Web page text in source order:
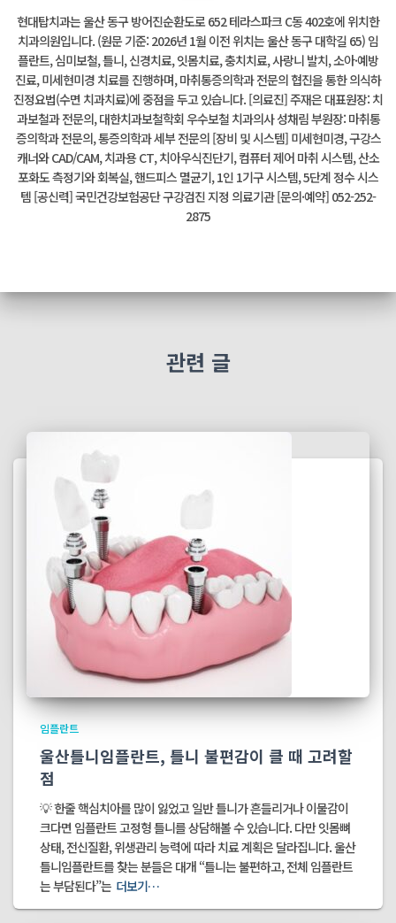
현대탑치과는 울산 동구 방어진순환도로 652 테라스파크 C동 402호에 위치한
치과의원입니다. (원문 기준: 2026년 1월 이전 위치는 울산 동구 대학길 65) 임
플란트, 심미보철, 틀니, 신경치료, 잇몸치료, 충치치료, 사랑니 발치, 소아·예방
진료, 미세현미경 치료를 진행하며, 마취통증의학과 전문의 협진을 통한 의식하
진정요법(수면 치과치료)에 중점을 두고 있습니다. [의료진] 주재은 대표원장: 치
과보철과 전문의, 대한치과보철학회 우수보철 치과의사 성채림 부원장: 마취통
증의학과 전문의, 통증의학과 세부 전문의 [장비 및 시스템] 미세현미경, 구강스
캐너와 CAD/CAM, 치과용 CT, 치아우식진단기, 컴퓨터 제어 마취 시스템, 산소
포화도 측정기와 회복실, 핸드피스 멸균기, 1인 1기구 시스템, 5단계 정수 시스
템 [공신력] 국민건강보험공단 구강검진 지정 의료기관 [문의·예약] 052-252-
2875
관련 글
임플란트
울산틀니임플란트, 틀니 불편감이 클 때 고려할
점
💡 한줄 핵심치아를 많이 잃었고 일반 틀니가 흔들리거나 이물감이
크다면 임플란트 고정형 틀니를 상담해볼 수 있습니다. 다만 잇몸뼈
상태, 전신질환, 위생관리 능력에 따라 치료 계획은 달라집니다. 울산
틀니임플란트를 찾는 분들은 대개 “틀니는 불편하고, 전체 임플란트
는 부담된다”는 더보기…